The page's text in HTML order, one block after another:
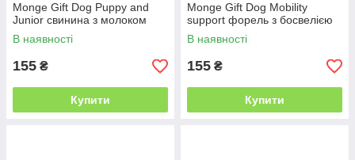
Monge Gift Dog Puppy and
Junior свинина з молоком
В наявності
155 ₴
Купити
Monge Gift Dog Mobility
support форель з босвелією
В наявності
155 ₴
Купити